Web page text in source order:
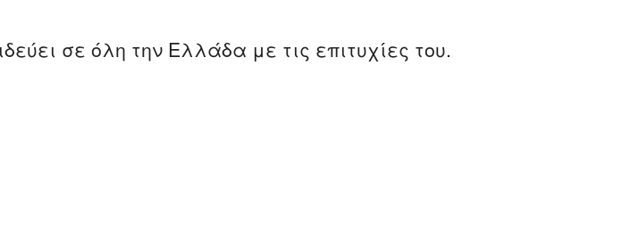
σε όλη την Ελλάδα με τις επιτυχίες του.